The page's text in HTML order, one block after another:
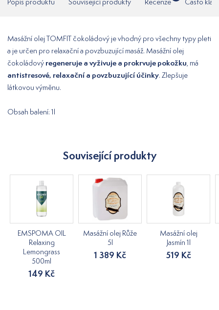
Masážní olej TOMFIT čokoládový je vhodný pro všechny typy pleti
a je určen pro relaxační a povzbuzující masáž. Masážní olej
čokoládový regeneruje a vyživuje a prokrvuje pokožku , má
antistresové, relaxační a povzbuzující účinky. Zlepšuje
látkovou výměnu.
Obsah balení: 1l
Související produkty
EMSPOMA OIL
Relaxing
Lemongrass
500ml
149 Kč
Masážní olej Růže
5l
1 389 Kč
Masážní olej
Jasmín 1l
519 Kč